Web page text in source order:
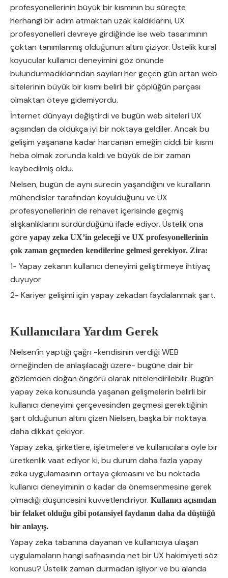
profesyonellerinin büyük bir kısmının bu süreçte
herhangi bir adım atmaktan uzak kaldıklarını, UX
profesyonelleri devreye girdiğinde ise web tasarımının
çoktan tanımlanmış olduğunun altını çiziyor. Üstelik kural
koyucular kullanıcı deneyimini göz önünde
bulundurmadıklarından sayıları her geçen gün artan web
sitelerinin büyük bir kısmı belirli bir çöplüğün parçası
olmaktan öteye gidemiyordu.
İnternet dünyayı değiştirdi ve bugün web siteleri UX
açısından da oldukça iyi bir noktaya geldiler. Ancak bu
gelişim yaşanana kadar harcanan emeğin ciddi bir kısmı
heba olmak zorunda kaldı ve büyük de bir zaman
kaybedilmiş oldu.
Nielsen, bugün de aynı sürecin yaşandığını ve kuralların
mühendisler tarafından koyulduğunu ve UX
profesyonellerinin de rehavet içerisinde geçmiş
alışkanlıklarını sürdürdüğünü ifade ediyor. Üstelik ona
göre yapay zeka UX’in geleceği ve UX profesyonellerinin
çok zaman geçmeden kendilerine gelmesi gerekiyor. Zira:
1- Yapay zekanın kullanıcı deneyimi geliştirmeye ihtiyaç
duyuyor
2- Kariyer gelişimi için yapay zekadan faydalanmak şart.
Kullanıcılara Yardım Gerek
Nielsen’in yaptığı çağrı -kendisinin verdiği WEB
örneğinden de anlaşılacağı üzere- bugüne dair bir
gözlemden doğan öngörü olarak nitelendirilebilir. Bugün
yapay zeka konusunda yaşanan gelişmelerin belirli bir
kullanıcı deneyimi çerçevesinden geçmesi gerektiğinin
şart olduğunun altını çizen Nielsen, başka bir noktaya
daha dikkat çekiyor.
Yapay zeka, şirketlere, işletmelere ve kullanıcılara öyle bir
üretkenlik vaat ediyor ki, bu durum daha fazla yapay
zeka uygulamasının ortaya çıkmasını ve bu noktada
kullanıcı deneyiminin o kadar da önemsenmesine gerek
olmadığı düşüncesini kuvvetlendiriyor. Kullanıcı açısından
bir felaket olduğu gibi potansiyel faydanın daha da düştüğü
bir anlayış.
Yapay zeka tabanına dayanan ve kullanıcıya ulaşan
uygulamaların hangi safhasında net bir UX hakimiyeti söz
konusu? Üstelik zaman durmadan işliyor ve bu alanda